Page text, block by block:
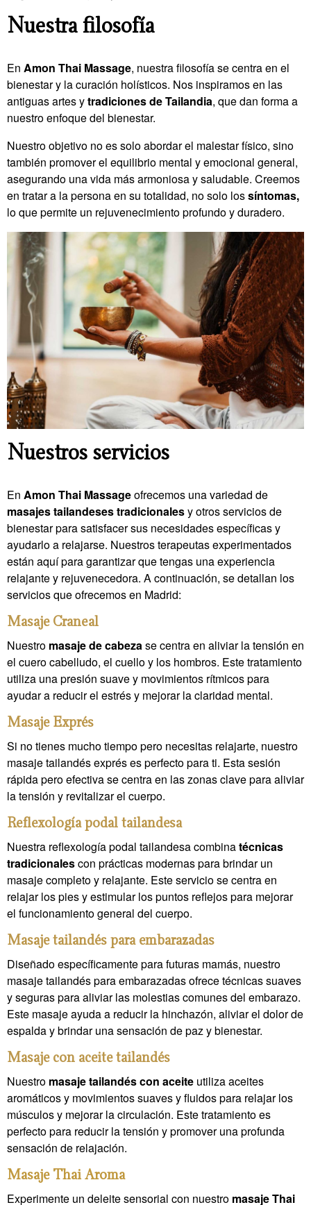
Nuestra filosofía
En Amon Thai Massage, nuestra filosofía se centra en el
bienestar y la curación holísticos. Nos inspiramos en las
antiguas artes ytradiciones de Tailandia, que dan forma a
nuestro enfoque del bienestar.
Nuestro objetivo no es solo abordar el malestar físico, sino
también promover el equilibrio mental y emocional general,
asegurando una vida más armoniosa y saludable. Creemos
en tratar a la persona en su totalidad, no solo lossíntomas,
lo que permite un rejuvenecimiento profundo y duradero.
Nuestros servicios
En Amon Thai Massageofrecemos una variedad de
masajes tailandeses tradicionalesy otros servicios de
bienestar para satisfacer sus necesidades específicas y
ayudarlo a relajarse. Nuestros terapeutas experimentados
están aquí para garantizar que tengas una experiencia
relajante y rejuvenecedora. A continuación, se detallan los
servicios que ofrecemos en Madrid:
Masaje Craneal
Nuestro masaje de cabezase centra en aliviar la tensión en
el cuero cabelludo, el cuello y los hombros. Este tratamiento
utiliza una presión suave y movimientos rítmicos para
ayudar a reducir el estrés y mejorar la claridad mental.
Masaje Exprés
Si no tienes mucho tiempo pero necesitas relajarte, nuestro
masaje tailandés exprés es perfecto para ti. Esta sesión
rápida pero efectiva se centra en las zonas clave para aliviar
la tensión y revitalizar el cuerpo.
Reflexología podal tailandesa
Nuestra reflexología podal tailandesa combinatécnicas
tradicionalescon prácticas modernas para brindar un
masaje completo y relajante. Este servicio se centra en
relajar los pies y estimular los puntos reflejos para mejorar
el funcionamiento general del cuerpo.
Masaje tailandés para embarazadas
Diseñado específicamente para futuras mamás, nuestro
masaje tailandés para embarazadas ofrece técnicas suaves
y seguras para aliviar las molestias comunes del embarazo.
Este masaje ayuda a reducir la hinchazón, aliviar el dolor de
espalda y brindar una sensación de paz y bienestar.
Masaje con aceite tailandés
Nuestro masaje tailandés con aceite utiliza aceites
aromáticos y movimientos suaves y fluidos para relajar los
músculos y mejorar la circulación. Este tratamiento es
perfecto para reducir la tensión y promover una profunda
sensación de relajación.
Masaje Thai Aroma
Experimente un deleite sensorial con nuestro masaje Thai